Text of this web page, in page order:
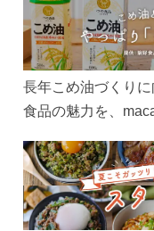
長年こめ油づくり
食品の魅力を、
ん、製造現場や品
こめ油をもっと好
ぜひお楽しみくだ